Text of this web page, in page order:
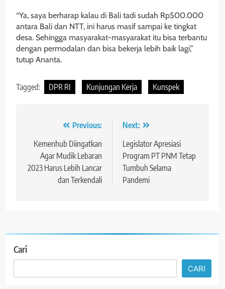
“Ya, saya berharap kalau di Bali tadi sudah Rp500.000
antara Bali dan NTT, ini harus masif sampai ke tingkat
desa. Sehingga masyarakat-masyarakat itu bisa terbantu
dengan permodalan dan bisa bekerja lebih baik lagi,”
tutup Ananta.
Tagged: DPR RI Kunjungan Kerja Kunspek
Navigasi
pos
Previous:
Kemenhub Diingatkan
Agar Mudik Lebaran
2023 Harus Lebih Lancar
dan Terkendali
Next:
Legislator Apresiasi
Program PT PNM Tetap
Tumbuh Selama
Pandemi
Cari
CARI